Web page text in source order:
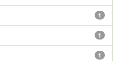
1
1
1